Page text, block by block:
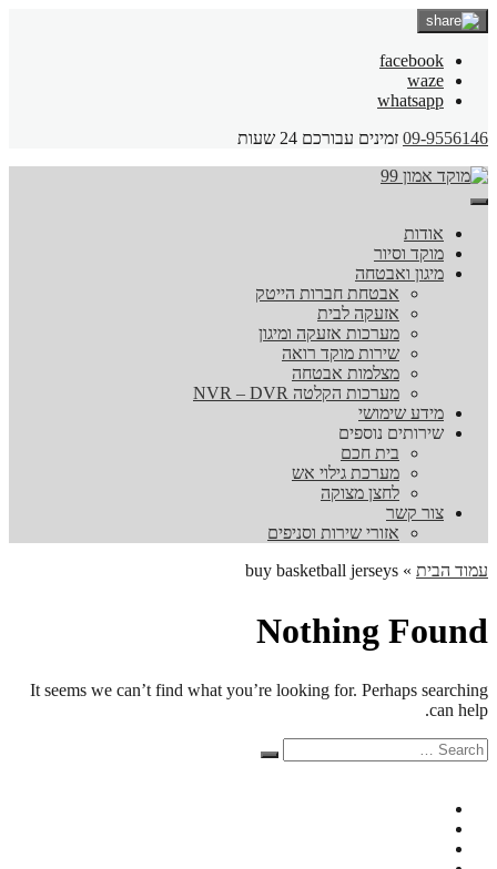
facebook
waze
whatsapp
09-9556146 זמינים עבורכם 24 שעות
אודות
מוקד וסיור
מיגון ואבטחה
אבטחת חברות הייטק
אזעקה לבית
מערכות אזעקה ומיגון
שירות מוקד רואה
מצלמות אבטחה
מערכות הקלטה NVR – DVR
מידע שימושי
שירותים נוספים
בית חכם
מערכת גילוי אש
לחצן מצוקה
צור קשר
אזורי שירות וסניפים
עמוד הבית »
buy basketball jerseys
Nothing Found
It seems we can’t find what you’re looking for. Perhaps searching
can help.
Search
for:
Search